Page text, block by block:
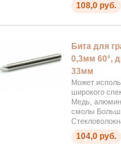
108,0 руб.
Бита для
0,3мм 60°,
33мм
Может
широкого
Медь,
смолы
104,0 руб.